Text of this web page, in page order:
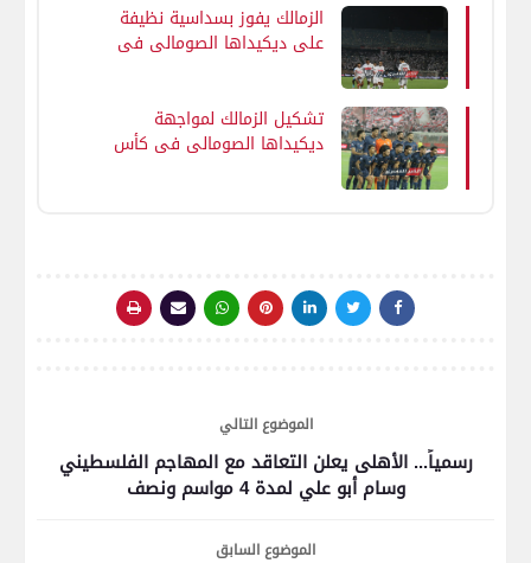
الزمالك يفوز بسداسية نظيفة
على ديكيداها الصومالي فى
تشكيل الزمالك لمواجهة
ديكيداها الصومالي فى كأس
الموضوع التالي
رسمياً... الأهلى يعلن التعاقد مع المهاجم الفلسطيني
وسام أبو علي لمدة 4 مواسم ونصف
الموضوع السابق